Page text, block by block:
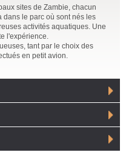
sites de Zambie, chacun
dans le parc où sont nés les
activités aquatiques. Une
l'expérience.
tant par le choix des
en petit avion.